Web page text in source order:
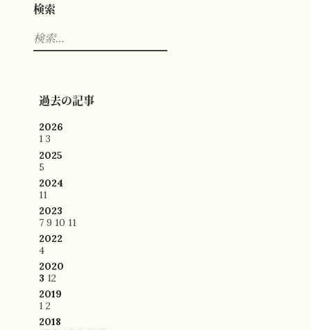
検索
検
索:
過去の記事
2026
1 3
2025
5
2024
11
2023
7 9 10 11
2022
4
2020
3 12
2019
1 2
2018